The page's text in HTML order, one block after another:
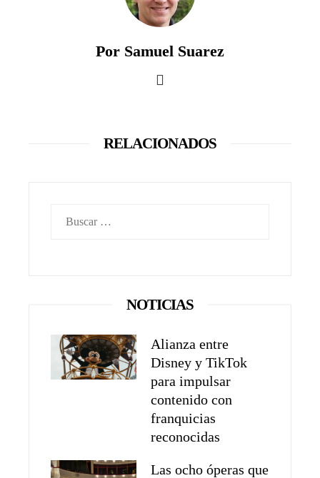
Por Samuel Suarez
RELACIONADOS
NOTICIAS
Alianza entre
Disney y TikTok
para impulsar
contenido con
franquicias
reconocidas
Las ocho óperas que